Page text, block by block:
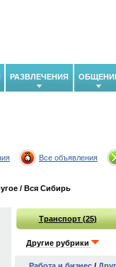
РАЗВЛЕЧЕНИЯ
Все объявления
/ Вся Сибирь
Транспорт (25)
Другие рубрики